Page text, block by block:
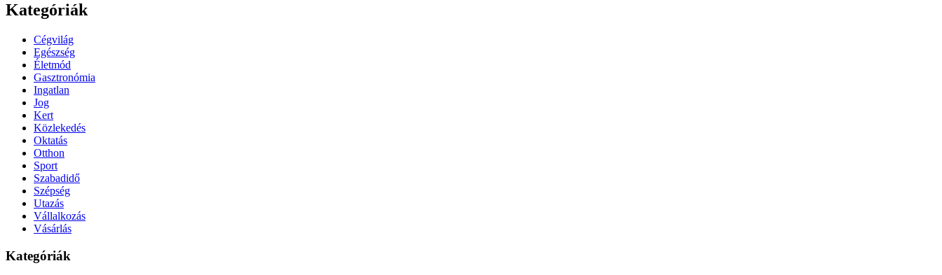
Kategóriák
Cégvilág
Egészség
Életmód
Gasztronómia
Ingatlan
Jog
Kert
Közlekedés
Oktatás
Otthon
Sport
Szabadidő
Szépség
Utazás
Vállalkozás
Vásárlás
Kategóriák